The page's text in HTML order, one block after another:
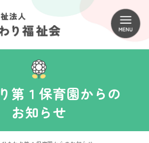
第１保育園からの
お知らせ